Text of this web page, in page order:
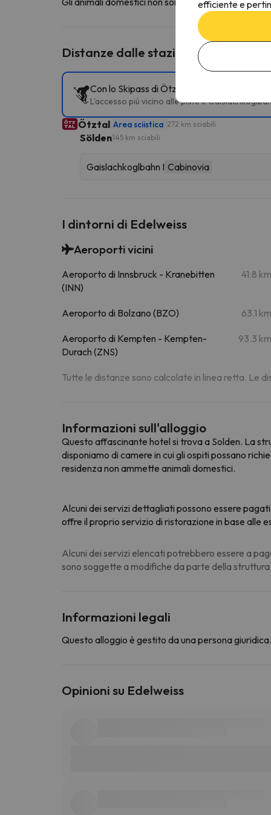
Distanze dalle stazioni sciistiche
Con lo Skipass di Ötztal puoi accedere a
L'accesso più vicino alle piste è
Ötztal Area sciistica 272 km sciabili
Sölden145 km sciabili
Gaislachkoglbahn I Cabinovia
I dintorni di Edelweiss
Aeroporti vicini
Aeroporto di Innsbruck - Kranebitten
(INN)
41.8 km
Aeroporto di Bolzano (BZO) 63.1 km
Aeroporto di Kempten - Kempten-
Durach (ZNS)
93.3 km
Tutte le distanze sono calcolate in linea retta. Le
Informazioni sull'alloggio
Questo affascinante hotel si trova a Solden. La
disponiamo di camere in cui gli ospiti possano
residenza non ammette animali domestici.
Alcuni dei servizi dettagliati possono essere
offre il proprio servizio di ristorazione in base alle
Alcuni dei servizi elencati potrebbero essere a
sono soggette a modifiche da parte della
Informazioni legali
Questo alloggio è gestito da una persona
Opinioni su Edelweiss
efficiente e